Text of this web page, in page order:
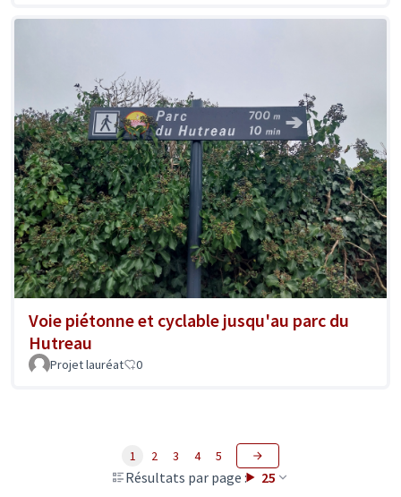
Voie piétonne et cyclable jusqu'au parc du
Hutreau
Projet lauréat 0
Résultats par page : 25
1 2 3 4 5